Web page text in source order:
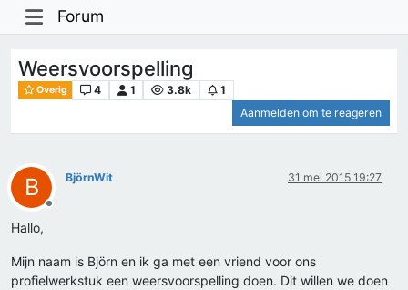
Forum
Weersvoorspelling
Overig 4 1 3.8k
1
Aanmelden om te reageren
B
Offline
BjörnWit 31 mei 2015 19:27
Hallo,
Mijn naam is Björn en ik ga met een vriend voor ons
profielwerkstuk een weersvoorspelling doen. Dit willen we doen